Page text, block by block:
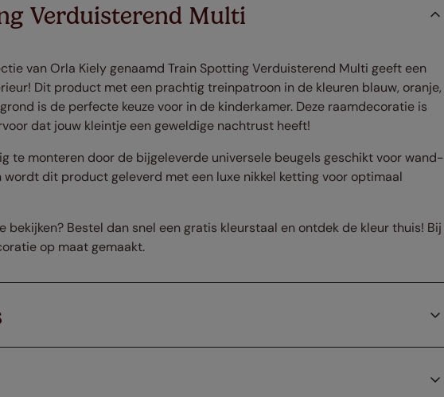
Verduisterend Multi
van Orla Kiely genaamd Train SpottingVerduisterend Multi geeft een
Dit product met een prachtig treinpatroon in de kleuren blauw, oranje,
is de perfecte keuze voor in de kinderkamer. Deze raamdecoratie is
dat jouw kleintje een geweldige nachtrust heeft!
te monteren door de bijgeleverde universele beugels geschikt voor wand-
wordt dit product geleverd met een luxe nikkel ketting voor optimaal
Bestel dan snel een gratis kleurstaal en ontdek de kleur thuis! Bij
op maat gemaakt.